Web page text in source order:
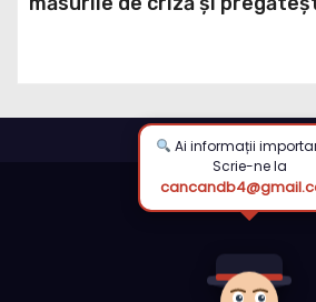
Ai informații
Scrie-ne la